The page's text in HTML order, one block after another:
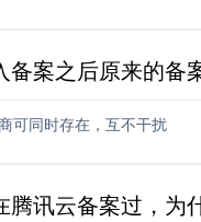
备案之后原来的备
可同时存在，互不干扰
腾讯云备案过，为